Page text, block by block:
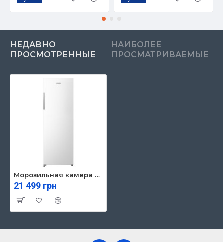
НЕДАВНО
ПРОСМОТРЕННЫЕ
НАИБОЛЕЕ
ПРОСМАТРИВАЕМЫЕ
Морозильная камера Gorenje FN617EEW5
21 499 грн